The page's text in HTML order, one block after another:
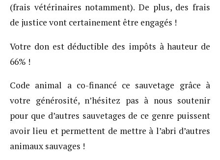
(frais vétérinaires notamment). De plus, des frais
de justice vont certainement être engagés !
Votre don est déductible des impôts à hauteur de
66% !
Code animal a co-financé ce sauvetage grâce à
votre générosité, n’hésitez pas à nous soutenir
pour que d’autres sauvetages de ce genre puissent
avoir lieu et permettent de mettre à l’abri d’autres
animaux sauvages !